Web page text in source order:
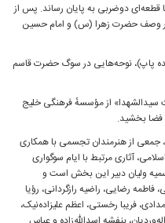
دوضربی به پایان رساند. پس از
در وصف حضرت زهرا (س) و امام حسین
پاپ)، نوحه‌هایی در سوگ حضرت قاسم
از مؤسسهٔ فرهنگی خلیج
فضا بخشید.
جمعی از هنرمندان تجسمی با همکاری
آثاری مرتبط با ایام سوگواری
ولیان دبیر این بخش است و
رضایی، راضیه رازگردانی، رؤیا
فریبا رخستی، اعظم علیزاده‌نیک،